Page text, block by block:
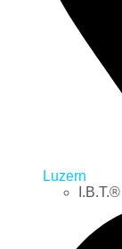
Luzern
I.B.T.®